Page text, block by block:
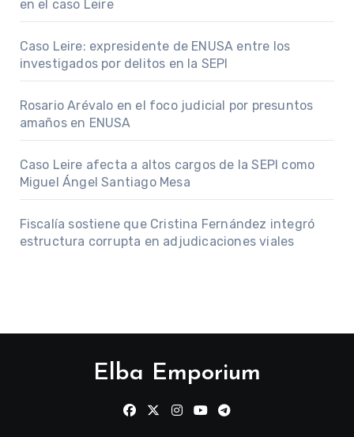
en el caso Leire
Caso Leire: expresidente de ENUSA entre los
investigados por delitos en la SEPI
Rosario Arévalo en el foco judicial por presuntos
amaños en ENUSA
Caso Leire afecta a altos cargos de la SEPI como
Miguel Ángel Santiago Mesa
Fiscalía sostiene que Cristina Fernández integró
estructura corrupta en adjudicaciones viales
Elba Emporium